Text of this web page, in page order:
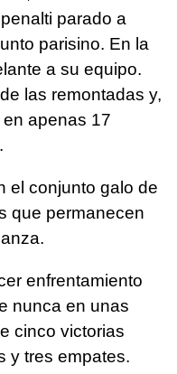
parado a
parisino. En la
a su equipo.
las remontadas y,
apenas 17
el conjunto galo de
que permanecen
enfrentamiento
nunca en unas
cinco victorias
y tres empates.